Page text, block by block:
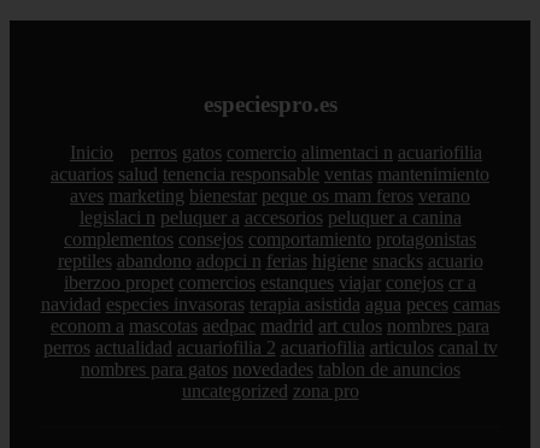
especiespro.es
Inicio perros gatos comercio alimentaci n acuariofilia
acuarios salud tenencia responsable ventas mantenimiento
aves marketing bienestar peque os mam feros verano
legislaci n peluquer a accesorios peluquer a canina
complementos consejos comportamiento protagonistas
reptiles abandono adopci n ferias higiene snacks acuario
iberzoo propet comercios estanques viajar conejos cr a
navidad especies invasoras terapia asistida agua peces camas
econom a mascotas aedpac madrid art culos nombres para
perros actualidad acuariofilia 2 acuariofilia articulos canal tv
nombres para gatos novedades tablon de anuncios
uncategorized zona pro